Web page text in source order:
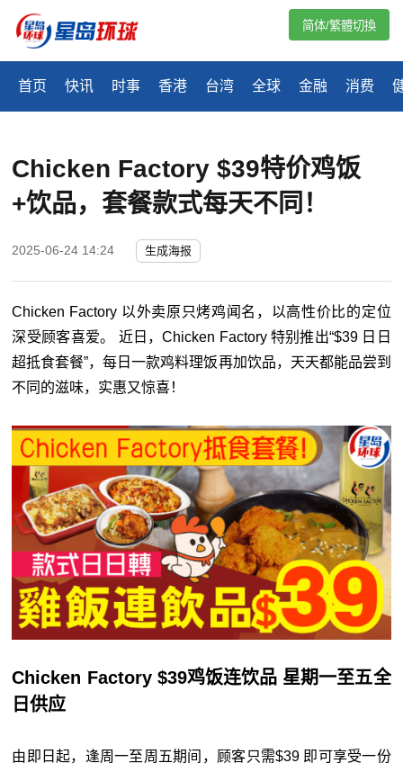
首页 快讯 时事 香港 台湾 全球 金融 消费
简体/繁體切換
Chicken Factory $39特价鸡饭
+饮品，套餐款式每天不同！
2025-06-24 14:24 生成海报
Chicken Factory 以外卖原只烤鸡闻名，以高性价比的定位
深受顾客喜爱。 近日，Chicken Factory 特别推出“$39 日日
超抵食套餐”，每日一款鸡料理饭再加饮品，天天都能品尝到
不同的滋味，实惠又惊喜！
Chicken Factory $39鸡饭连饮品 星期一至五全
日供应
由即日起，逢周一至周五期间，顾客只需$39 即可享受一份